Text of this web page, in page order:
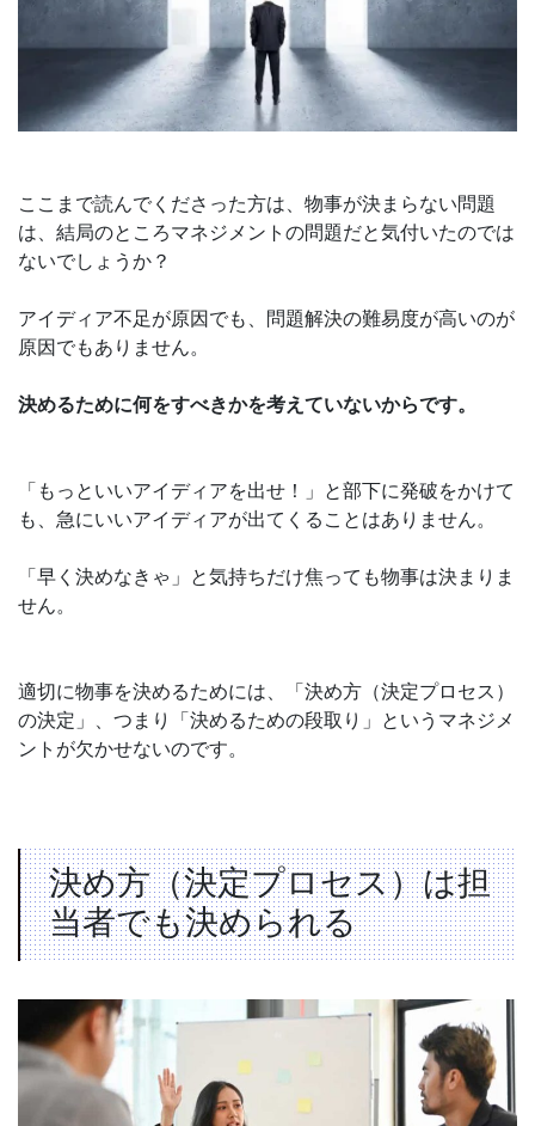
ここまで読んでくださった方は、物事が決まらない問題
は、結局のところマネジメントの問題だと気付いたのでは
ないでしょうか？
アイディア不足が原因でも、問題解決の難易度が高いのが
原因でもありません。
決めるために何をすべきかを考えていないからです。
「もっといいアイディアを出せ！」と部下に発破をかけて
も、急にいいアイディアが出てくることはありません。
「早く決めなきゃ」と気持ちだけ焦っても物事は決まりま
せん。
適切に物事を決めるためには、「決め方（決定プロセス）
の決定」、つまり「決めるための段取り」というマネジメ
ントが欠かせないのです。
決め方（決定プロセス）は担
当者でも決められる